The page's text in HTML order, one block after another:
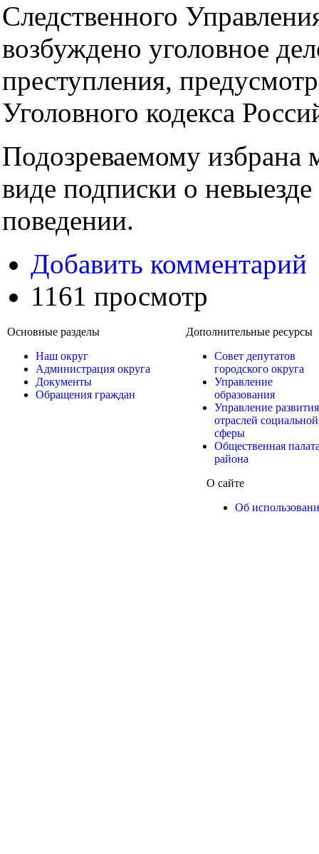
Следственного
возбуждено уголовное
преступления,
Уголовного кодекса
Подозреваемому избрана
виде подписки о
поведении.
Добавить комментарий
1161 просмотр
Основные разделы
Наш округ
Администрация округа
Документы
Обращения граждан
Дополнительные ресурсы
Совет депутатов
городского округа
Управление
образования
Управление развития
отраслей социальной
сферы
Общественная
района
О сайте
Об